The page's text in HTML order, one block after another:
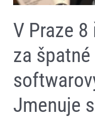
V Praze
za
Jmenuje